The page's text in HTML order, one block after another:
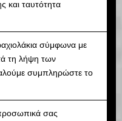
και ταυτότητα
σύμφωνα με
τη λήψη των
συμπληρώστε το
σας